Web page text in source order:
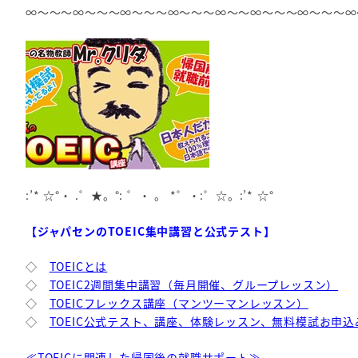
∞～～～∞～～～∞～～～∞～～～∞～～∞～～～∞～～～
:’* ☆°・ .゜★。°: ゜・ 。 *゜・:゜☆。:’* ☆°
【ジャパセンのTOEIC集中講習と公式テスト】
◇ TOEICとは
◇ TOEIC2週間集中講習（毎月開催、グループレッスン）
◇ TOEICフレックス講座（マンツーマンレッスン）
◇ TOEIC公式テスト、講座、体験レッスン、無料模試お申込